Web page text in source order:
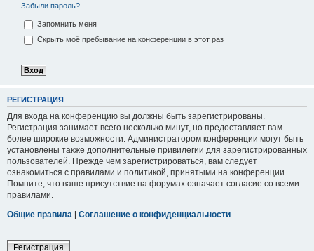
Забыли пароль?
Запомнить меня
Скрыть моё пребывание на конференции в этот раз
РЕГИСТРАЦИЯ
Для входа на конференцию вы должны быть зарегистрированы.
Регистрация занимает всего несколько минут, но предоставляет вам
более широкие возможности. Администратором конференции могут быть
установлены также дополнительные привилегии для зарегистрированных
пользователей. Прежде чем зарегистрироваться, вам следует
ознакомиться с правилами и политикой, принятыми на конференции.
Помните, что ваше присутствие на форумах означает согласие со всеми
правилами.
Общие правила | Соглашение о конфиденциальности
Регистрация